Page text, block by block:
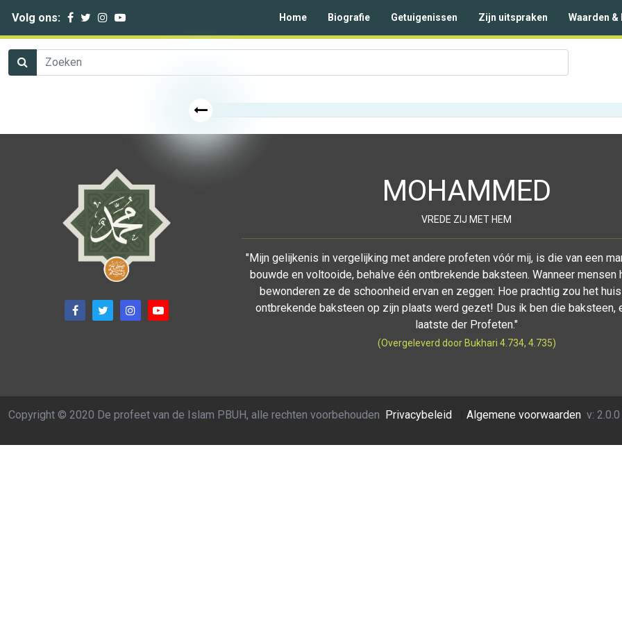
Volg ons: Home Biografie Getuigenissen Zijn uitspraken Waarden &
MOHAMMED
VREDE ZIJ MET HEM
"Mijn gelijkenis in vergelijking met andere profeten vóór mij, is die van een
bouwde en voltooide, behalve één ontbrekende baksteen. Wanneer mensen
bewonderen ze de schoonheid ervan en zeggen: Hoe prachtig zou het
ontbrekende baksteen op zijn plaats werd gezet! Dus ik ben die baksteen,
laatste der Profeten."
(Overgeleverd door Bukhari 4.734, 4.735)
Copyright © 2020 De profeet van de Islam PBUH, alle rechten voorbehouden Privacybeleid Algemene voorwaarden v: 2.0.0